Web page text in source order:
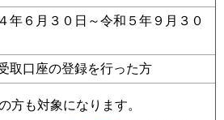
年６月３０日～令和５年９月３０
取口座の登録を行った方
方も対象になります。